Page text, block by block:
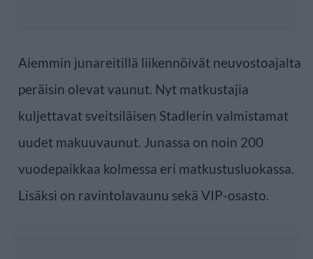
Aiemmin junareitillä liikennöivät neuvostoajalta
peräisin olevat vaunut. Nyt matkustajia
kuljettavat sveitsiläisen Stadlerin valmistamat
uudet makuuvaunut. Junassa on noin 200
vuodepaikkaa kolmessa eri matkustusluokassa.
Lisäksi on ravintolavaunu sekä VIP-osasto.